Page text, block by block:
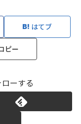
はてブ
ピー
ーする